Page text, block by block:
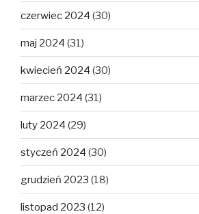
czerwiec 2024 (30)
maj 2024 (31)
kwiecień 2024 (30)
marzec 2024 (31)
luty 2024 (29)
styczeń 2024 (30)
grudzień 2023 (18)
listopad 2023 (12)